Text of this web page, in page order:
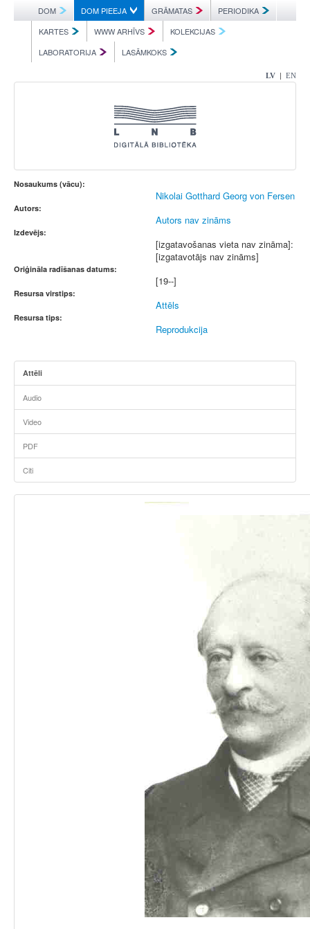
DOM DOM PIEEJA GRĀMATAS
PERIODIKA
KARTES
WWW ARHĪVS
KOLEKCIJAS
LABORATORIJA
LASĀMKOKS
LV | EN
Nosaukums (vācu):
Nikolai Gotthard Georg von Fersen
Autors:
Autors nav zināms
Izdevējs:
[izgatavošanas vieta nav zināma]:
[izgatavotājs nav zināms]
Oriģināla radīšanas datums:
[19--]
Resursa virstips:
Attēls
Resursa tips:
Reprodukcija
Attēli
Audio
Video
PDF
Citi